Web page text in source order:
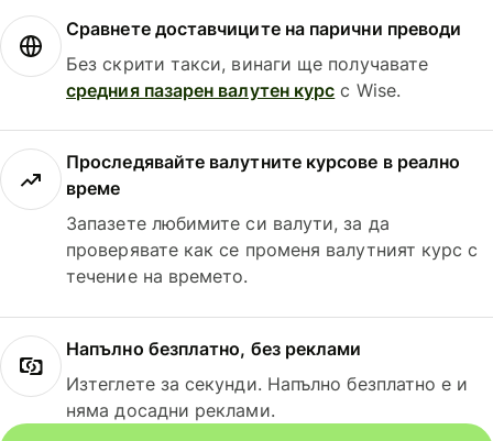
Сравнете доставчиците на парични преводи
Без скрити такси, винаги ще получавате
средния пазарен валутен курс с Wise.
Проследявайте валутните курсове в реално
време
Запазете любимите си валути, за да
проверявате как се променя валутният курс с
течение на времето.
Напълно безплатно, без реклами
Изтеглете за секунди. Напълно безплатно е и
няма досадни реклами.